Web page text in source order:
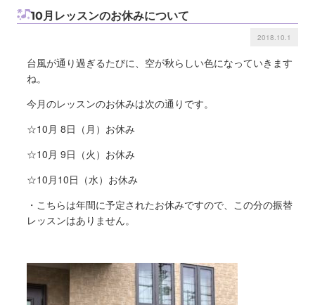
10月レッスンのお休みについて
2018.10.1
台風が通り過ぎるたびに、空が秋らしい色になっていきます
ね。
今月のレッスンのお休みは次の通りです。
☆10月 8日（月）お休み
☆10月 9日（火）お休み
☆10月10日（水）お休み
・こちらは年間に予定されたお休みですので、この分の振替
レッスンはありません。